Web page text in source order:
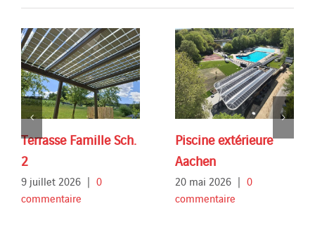
Terrasse Famille Sch.
2
9 juillet 2026 | 0
commentaire
Piscine extérieure
Aachen
20 mai 2026 | 0
commentaire